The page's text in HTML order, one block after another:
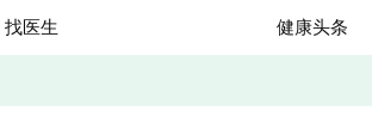
找医生 健康头条